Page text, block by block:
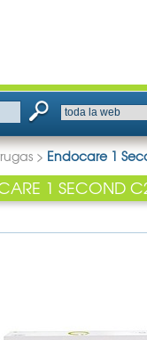
> Endocare 1
1 SECOND